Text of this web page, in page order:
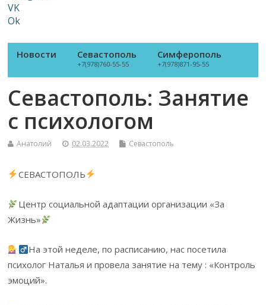
VK
Ok
Новости Севастополь
+7(978)760-55-55
Симферополь
+7(978)871-95-55
Севастополь: Занятие
с психологом
Анатолий 02.03.2022 Севастополь
СЕВАСТОПОЛЬ
Центр социальной адаптации организации «За
Жизнь»
На этой неделе, по расписанию, нас посетила
психолог Наталья и провела занятие на тему : «Контроль
эмоций».